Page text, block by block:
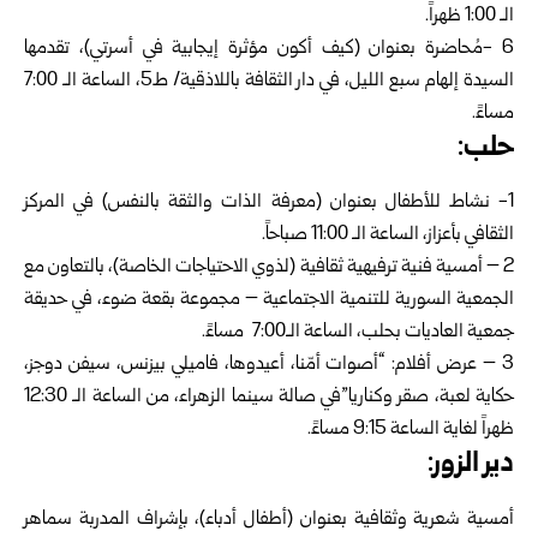
الـ 1:00 ظهراً.
6 -مُحاضرة بعنوان (كيف أكون مؤثرة إيجابية في أسرتي)، تقدمها
السيدة إلهام سبع الليل، في دار الثقافة باللاذقية/ ط5، الساعة الـ 7:00
مساءً.
حلب:
1- نشاط للأطفال بعنوان (معرفة الذات والثقة بالنفس) في المركز
الثقافي بأعزاز، الساعة الـ 11:00 صباحاً.
2 – أمسية فنية ترفيهية ثقافية (لذوي الاحتياجات الخاصة)، بالتعاون مع
الجمعية السورية للتنمية الاجتماعية – مجموعة بقعة ضوء، في حديقة
جمعية العاديات بحلب، الساعة الـ7:00 مساءً.
3 – عرض أفلام: “أصوات أمّنا، أعيدوها، فاميلي بيزنس، سيفن دوجز،
حكاية لعبة، صقر وكناريا”في صالة سينما الزهراء، من الساعة الـ 12:30
ظهراً لغاية الساعة 9:15 مساءً.
دير الزور:
أمسية شعرية وثقافية بعنوان (أطفال أدباء)، بإشراف المدربة سماهر